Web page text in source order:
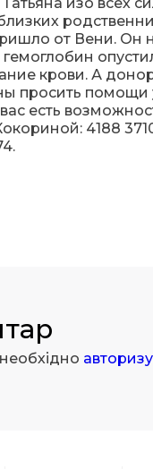
от Вени. Он
крови. А
просить помощи
есть
4188